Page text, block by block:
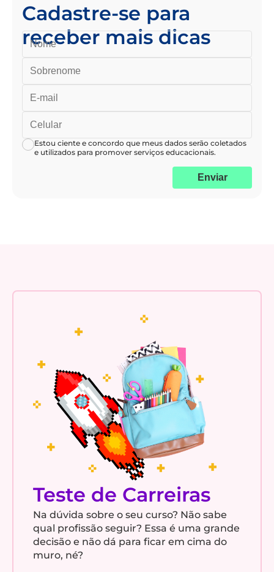
Cadastre-se para
receber mais dicas
Estou ciente e concordo que meus dados serão coletados
e utilizados para promover serviços educacionais.
Enviar
Teste de Carreiras
Na dúvida sobre o seu curso? Não sabe
qual profissão seguir? Essa é uma grande
decisão e não dá para ficar em cima do
muro, né?